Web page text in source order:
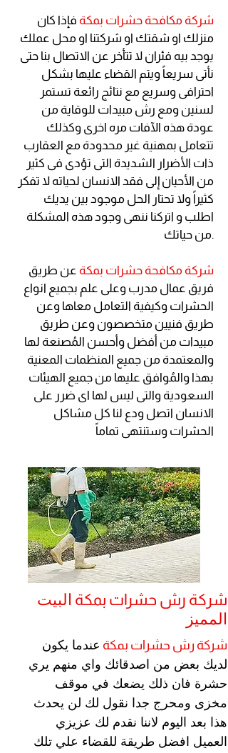
شركة مكافحة حشرات بمكة فإذا كان
منزلك او شقتك او شركتنا او محل عملك
يوجد بيه فئران لا تتأخر عن الاتصال بنا حتى
نأتى سريعاً ويتم القضاء عليها بشكل
احترافى وسريع مع نتائج رائعة تستمر
لسنين ومع رش مبيدات للوقاية من
عودة هذه الآفات مره اخرى وكذلك
تتعامل بمهنية غير محدودة مع العقارب
ذات الأضرار الشديدة التى تؤدى فى كثير
من الأحيان إلى فقد الانسان لحياته لا تفكر
كثيراً ولا تحتار الحل موجود بين يديك
اطلب و اتركنا ننهى وجود هذه المشكلة
من حياتك.
شركة مكافحة حشرات بمكة عن طريق
فريق عمال مدرب وعلى علم بجميع انواع
الحشرات وكيفية التعامل معاها وعن
طريق فنيين متخصصون وعن طريق
مبيدات من أفضل وأحسن المُصنعة لها
والمعتمدة من جميع المنظمات المعنية
بهذا والمُوافق عليها من جميع الهيئات
السعودية والتى ليس لها اى ضرر على
الانسان اتصل ودع لنا كل مشاكل
الحشرات وستنتهى تماماً
شركة رش حشرات بمكة البيت
المميز
شركة رش حشرات بمكة عندما يكون
لديك بعض من اصدقائك واي منهم يري
حشرة فان ذلك يضعك في موقف
مخزى ومحرج جدا نقول لك لن يحدث
هذا بعد اليوم لاننا نقدم لك عزيزي
العميل افضل طريقة للقضاء علي تلك